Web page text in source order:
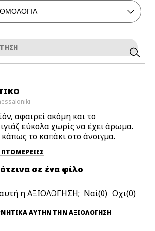
αφαιρεί ακόμη και το
εύκολα χωρίς να έχει άρωμα.
το καπάκι στο άνοιγμα.
σε ένα φίλο
η ΑΞΙΟΛΟΓΗΣΗ; 0 0
ΕΠΙΣΗΜΆΝΕΤΕ ΑΡΝΗΤΙΚΆ ΑΥΤΉΝ ΤΗΝ ΑΞΙΟΛΟΓΗΣΗ